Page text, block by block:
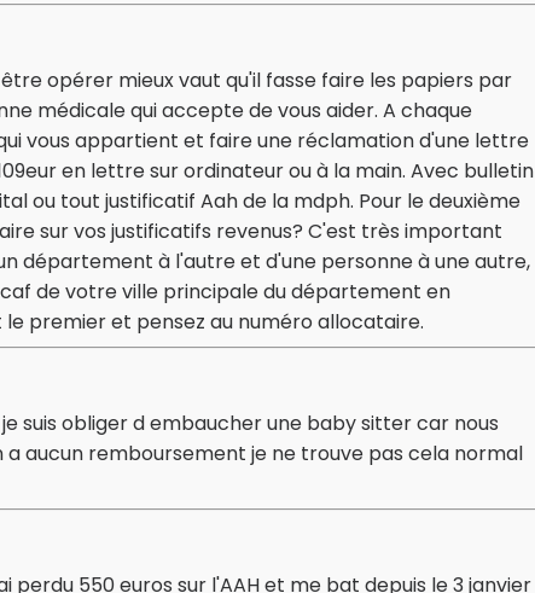
opérer mieux vaut qu'il fasse faire les papiers par
médicale qui accepte de vous aider. A chaque
vous appartient et faire une réclamation d'une lettre
en lettre sur ordinateur ou à la main. Avec bulletin
ou tout justificatif Aah de la mdph. Pour le deuxième
sur vos justificatifs revenus? C'est très important
département à l'autre et d'une personne à une autre,
de votre ville principale du département en
premier et pensez au numéro allocataire.
suis obliger d embaucher une baby sitter car nous
aucun remboursement je ne trouve pas cela normal
perdu 550 euros sur l'AAH et me bat depuis le 3 janvier